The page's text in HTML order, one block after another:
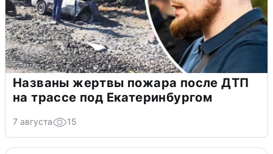
Названы жертвы пожара после ДТП
на трассе под Екатеринбургом
7 августа 15